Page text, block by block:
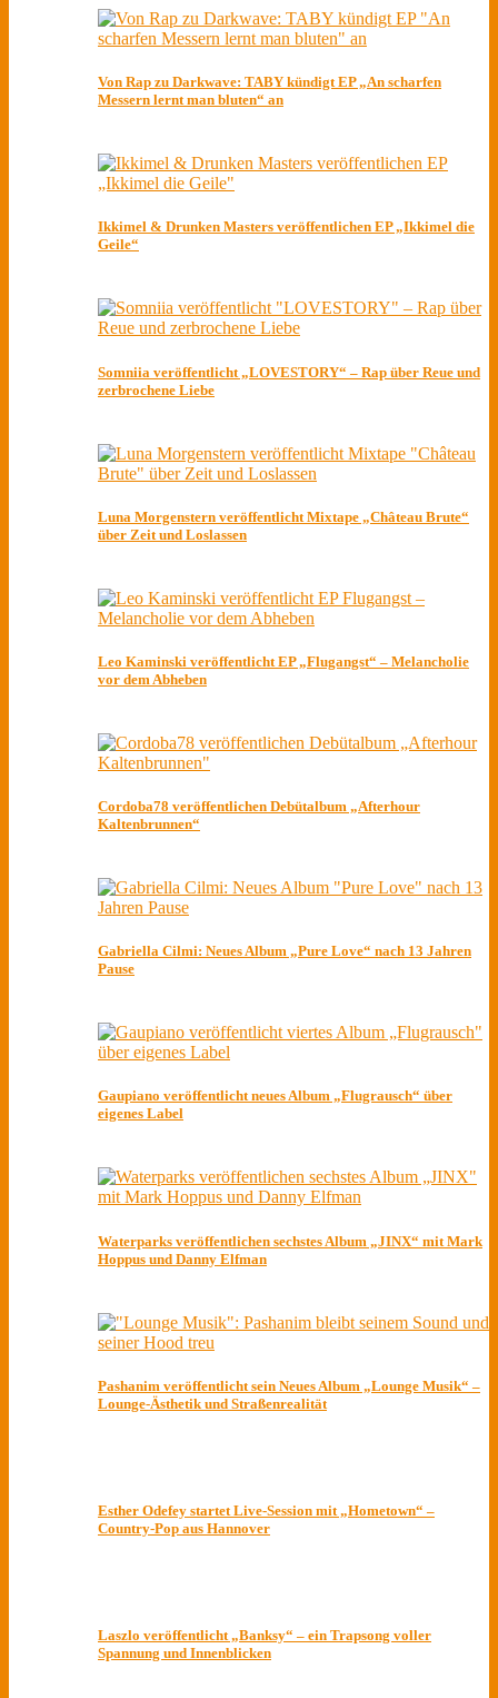
Von Rap zu Darkwave: TABY kündigt EP „An scharfen
Messern lernt man bluten“ an
Ikkimel & Drunken Masters veröffentlichen EP „Ikkimel die
Geile“
Somniia veröffentlicht „LOVESTORY“ – Rap über Reue und
zerbrochene Liebe
Luna Morgenstern veröffentlicht Mixtape „Château Brute“
über Zeit und Loslassen
Leo Kaminski veröffentlicht EP „Flugangst“ – Melancholie
vor dem Abheben
Cordoba78 veröffentlichen Debütalbum „Afterhour
Kaltenbrunnen“
Gabriella Cilmi: Neues Album „Pure Love“ nach 13 Jahren
Pause
Gaupiano veröffentlicht neues Album „Flugrausch“ über
eigenes Label
Waterparks veröffentlichen sechstes Album „JINX“ mit Mark
Hoppus und Danny Elfman
Pashanim veröffentlicht sein Neues Album „Lounge Musik“ –
Lounge-Ästhetik und Straßenrealität
Esther Odefey startet Live-Session mit „Hometown“ –
Country-Pop aus Hannover
Laszlo veröffentlicht „Banksy“ – ein Trapsong voller
Spannung und Innenblicken